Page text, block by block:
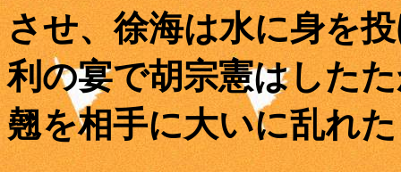
させ、徐海は水に身を
利の宴で胡宗憲はした
翹を相手に大いに乱れ